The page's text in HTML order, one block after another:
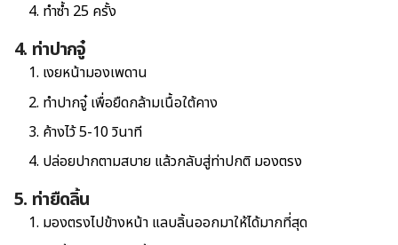
ทำซ้ำ 25 ครั้ง
4. ท่าปากจู๋
เงยหน้ามองเพดาน
ทำปากจู๋ เพื่อยืดกล้ามเนื้อใต้คาง
ค้างไว้ 5-10 วินาที
ปล่อยปากตามสบาย แล้วกลับสู่ท่าปกติ มองตรง
5. ท่ายืดลิ้น
มองตรงไปข้างหน้า แลบลิ้นออกมาให้ได้มากที่สุด